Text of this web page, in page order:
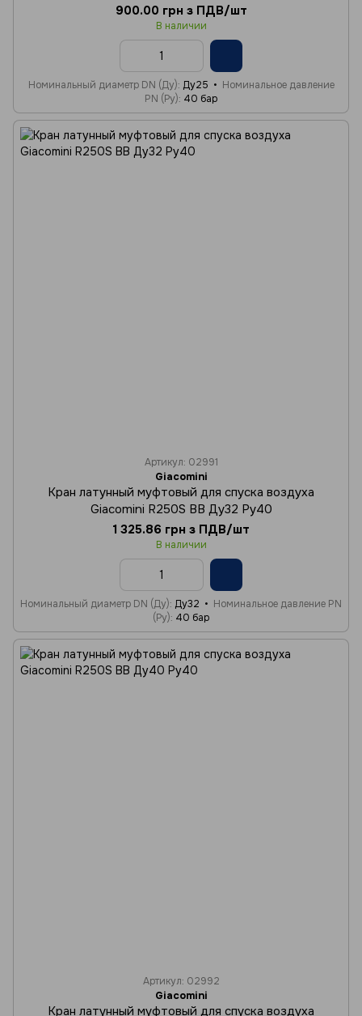
900.00 грн з ПДВ/шт
В наличии
Номинальный диаметр DN (Ду) Ду25
Номинальное давление
PN (Ру) 40 бар
Артикул: 02991
Giacomini
Кран латунный муфтовый для спуска воздуха
Giacomini R250S ВВ Ду32 Ру40
1 325.86 грн з ПДВ/шт
В наличии
Номинальный диаметр DN (Ду) Ду32
Номинальное давление PN
(Ру) 40 бар
Артикул: 02992
Giacomini
Кран латунный муфтовый для спуска воздуха